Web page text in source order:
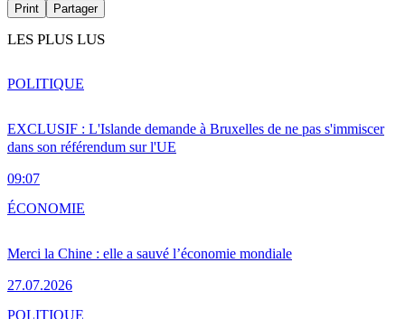
Print Partager
LES PLUS LUS
EXCLUSIF : L'Islande demande à Bruxelles de ne pas s'immiscer
dans son référendum sur l'UE
09:07
POLITIQUE
Merci la Chine : elle a sauvé l’économie mondiale
27.07.2026
ÉCONOMIE
POLITIQUE